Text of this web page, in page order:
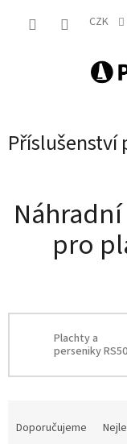
CZK
Příslušenství
pro
Plachty a
perseniky
Doporučujeme